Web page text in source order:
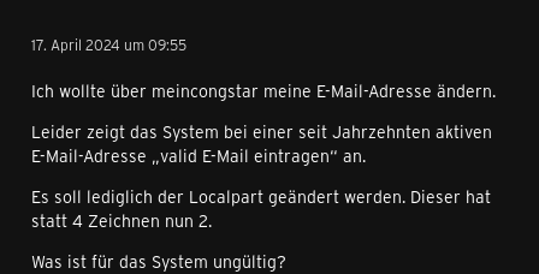
17. April 2024 um 09:55
Ich wollte über meincongstar meine E-Mail-Adresse ändern.
Leider zeigt das System bei einer seit Jahrzehnten aktiven
E-Mail-Adresse „valid E-Mail eintragen“ an.
Es soll lediglich der Localpart geändert werden. Dieser hat
statt 4 Zeichnen nun 2.
Was ist für das System ungültig?